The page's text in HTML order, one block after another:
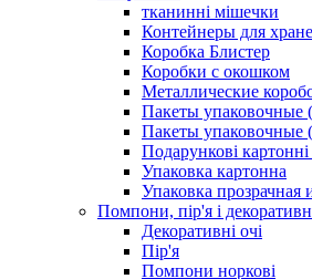
тканинні мішечки
Контейнеры для
Коробка Блистер
Коробки с окошком
Металлические
Пакеты упаковочные
Пакеты упаковочные
Подарункові
Упаковка картонна
Упаковка прозрачная
Помпони, пір'я і
Декоративні очі
Пір'я
Помпони норкові